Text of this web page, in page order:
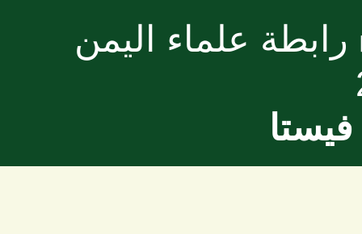
رابطة علماء اليمن